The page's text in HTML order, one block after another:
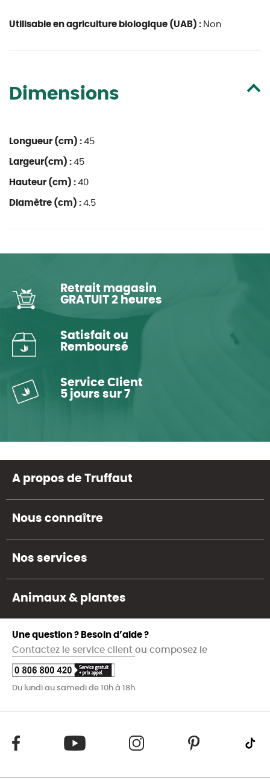
Utilisable en agriculture biologique (UAB) : Non
Dimensions
Longueur (cm) : 45
Largeur(cm) : 45
Hauteur (cm) : 40
Diamètre (cm) : 4.5
Retrait magasin
GRATUIT 2 heures
Satisfait ou
Remboursé
Service Client
5 jours sur 7
A propos de Truffaut
Nous connaître
Nos services
Animaux & plantes
Une question ? Besoin d’aide ?
Contactez le service client ou composez le
Du lundi au samedi de 10h à 18h.